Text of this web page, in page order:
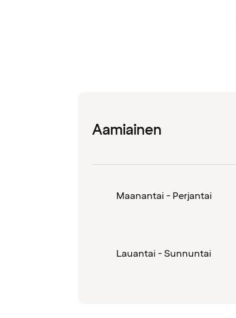
Aamiainen
Maanantai - Perjantai
Lauantai - Sunnuntai